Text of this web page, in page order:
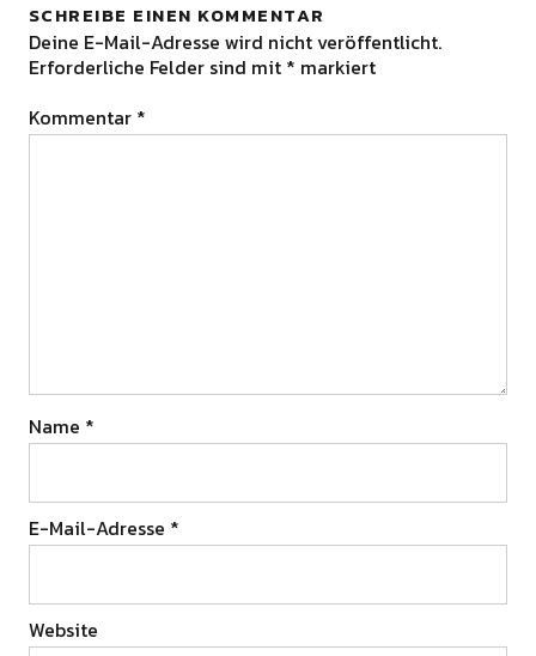
SCHREIBE EINEN KOMMENTAR
Deine E-Mail-Adresse wird nicht veröffentlicht.
Erforderliche Felder sind mit * markiert
Kommentar *
Name *
E-Mail-Adresse *
Website